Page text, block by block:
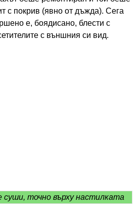
с покрив (явно от дъжда). Сега
е, боядисано, блести с
с външния си вид.
суши, точно върху настилката